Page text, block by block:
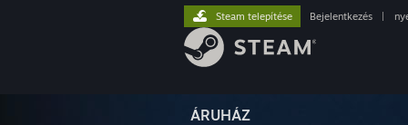
ÁRUHÁZ
Steam telepítése Bejelentkezés